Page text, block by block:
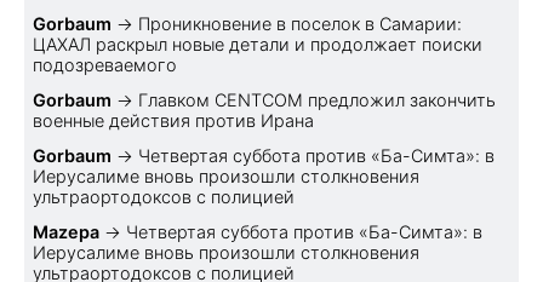
Gorbaum → Проникновение в поселок в Самарии:
ЦАХАЛ раскрыл новые детали и продолжает поиски
подозреваемого
Gorbaum → Главком CENTCOM предложил закончить
военные действия против Ирана
Gorbaum → Четвертая суббота против «Ба-Симта»: в
Иерусалиме вновь произошли столкновения
ультраортодоксов с полицией
Mazepa → Четвертая суббота против «Ба-Симта»: в
Иерусалиме вновь произошли столкновения
ультраортодоксов с полицией